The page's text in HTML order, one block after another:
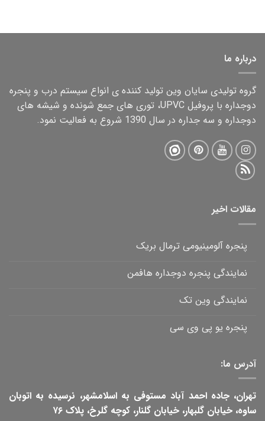
درباره ما
گروه تولیدی سایان وین تولید کننده ی انواع سیستم درب و پنجره
دوجداره با پروفیل UPVC، توری های جمع شونده و شیشه های
دوجداره و سه جداره در سال 1390 شروع به فعالیت نمود.
مقالات اخیر
پنجره آلومینیومی ترمال بریک
نمایندگی پنجره دوجداره هافمن
نمایندگی وین تک
پنجره یو پی وی سی
آدرس ما:
تهران، جاده احمد آباد مستوفی به اسلامشهر، نرسیده به اتوبان
ساوه، خیابان گلبهار، خیابان گلنار، کوچه گلرخ، پلاک ۷۶